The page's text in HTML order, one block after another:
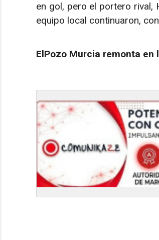
en gol, pero el portero rival,
equipo local continuaron,
ElPozo Murcia remonta en